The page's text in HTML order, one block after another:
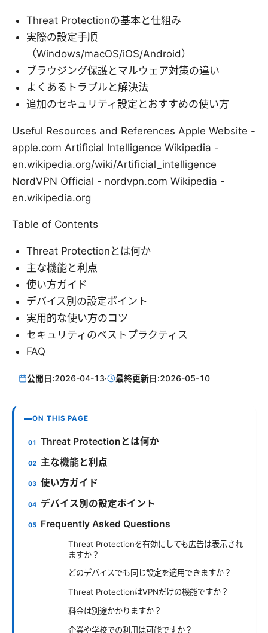
Threat Protectionの基本と仕組み
実際の設定手順
（Windows/macOS/iOS/Android）
ブラウジング保護とマルウェア対策の違い
よくあるトラブルと解決法
追加のセキュリティ設定とおすすめの使い方
Useful Resources and References Apple Website -
apple.com Artificial Intelligence Wikipedia -
en.wikipedia.org/wiki/Artificial_intelligence
NordVPN Official - nordvpn.com Wikipedia -
en.wikipedia.org
Table of Contents
Threat Protectionとは何か
主な機能と利点
使い方ガイド
デバイス別の設定ポイント
実用的な使い方のコツ
セキュリティのベストプラクティス
FAQ
公開日:2026-04-13· 最終更新日:2026-05-10
ON THIS PAGE
Threat Protectionとは何か
主な機能と利点
使い方ガイド
デバイス別の設定ポイント
Frequently Asked Questions
Threat Protectionを有効にしても広告は表示され
ますか？
どのデバイスでも同じ設定を適用できますか？
Threat ProtectionはVPNだけの機能ですか？
料金は別途かかりますか？
企業や学校での利用は可能ですか？